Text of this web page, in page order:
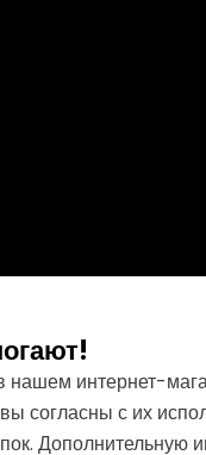
нашем интернет-
согласны с их